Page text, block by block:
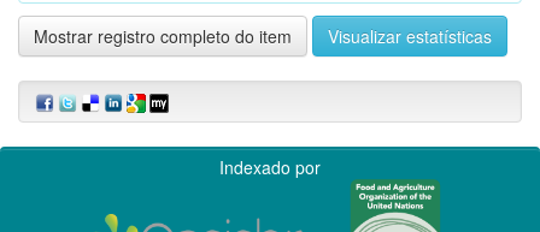
Mostrar registro completo do item Visualizar estatísticas
Indexado por